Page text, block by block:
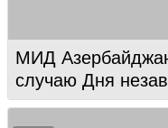
МИД
случаю Дня